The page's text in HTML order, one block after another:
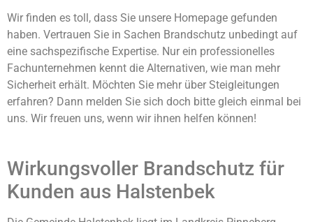
Wir finden es toll, dass Sie unsere Homepage gefunden
haben. Vertrauen Sie in Sachen Brandschutz unbedingt auf
eine sachspezifische Expertise. Nur ein professionelles
Fachunternehmen kennt die Alternativen, wie man mehr
Sicherheit erhält. Möchten Sie mehr über Steigleitungen
erfahren? Dann melden Sie sich doch bitte gleich einmal bei
uns. Wir freuen uns, wenn wir ihnen helfen können!
Wirkungsvoller Brandschutz für
Kunden aus Halstenbek